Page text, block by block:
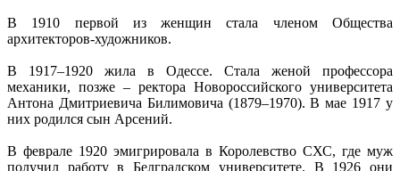
В 1910 первой из женщин стала членом Общества
архитекторов-художников.
В 1917–1920 жила в Одессе. Стала женой профессора
механики, позже – ректора Новороссийского университета
Антона Дмитриевича Билимовича (1879–1970). В мае 1917 у
них родился сын Арсений.
В феврале 1920 эмигрировала в Королевство СХС, где муж
получил работу в Белградском университете. В 1926 они